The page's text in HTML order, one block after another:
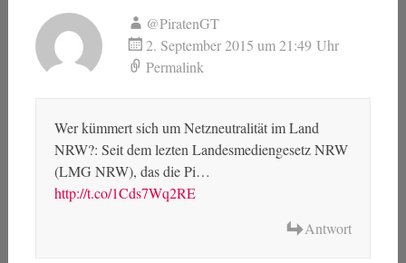
@PiratenGT
2. September 2015 um 21:49 Uhr
Permalink
Wer kümmert sich um Netzneutralität im Land
NRW?: Seit dem lezten Landesmediengesetz NRW
(LMG NRW), das die Pi…
http://t.co/1Cds7Wq2RE
Antwort